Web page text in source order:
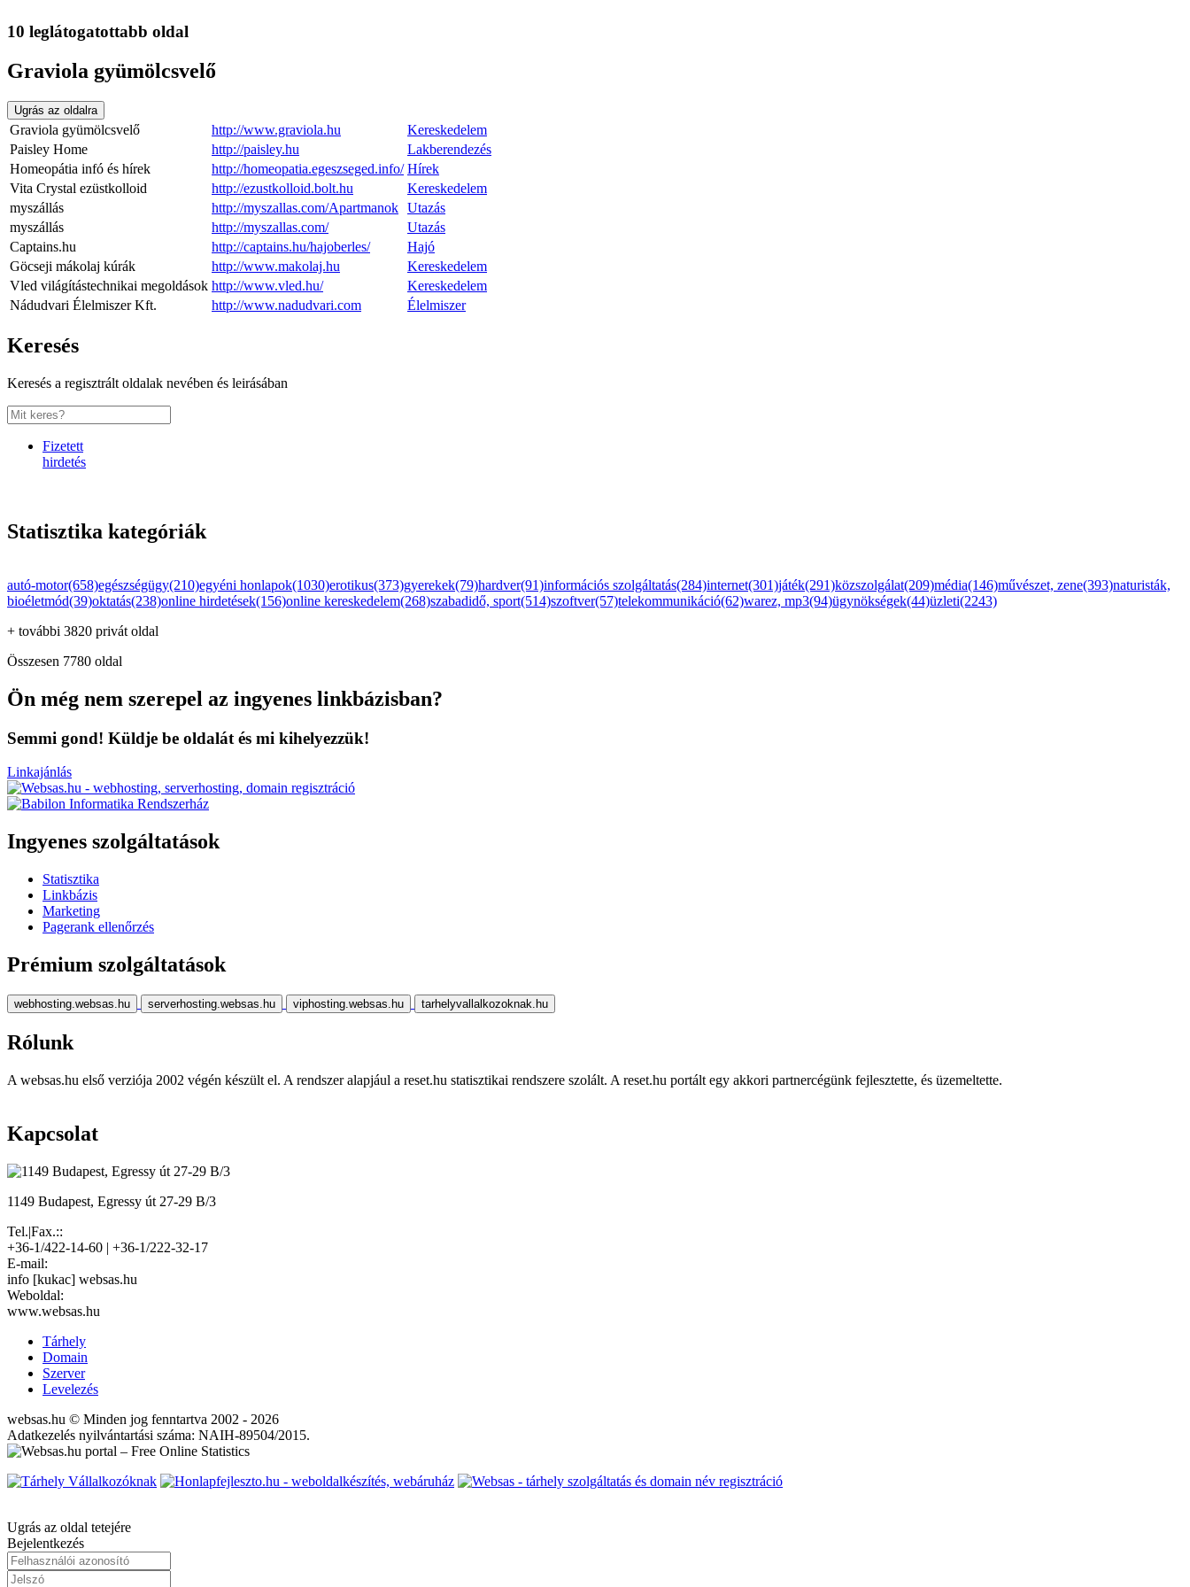
10 leglátogatottabb oldal
Graviola gyümölcsvelő
Ugrás az oldalra
Graviola gyümölcsvelő http://www.graviola.hu
Kereskedelem
Paisley Home
http://paisley.hu
Lakberendezés
Homeopátia infó és hírek
http://homeopatia.egeszseged.info/ Hírek
Vita Crystal ezüstkolloid
http://ezustkolloid.bolt.hu
Kereskedelem
myszállás
http://myszallas.com/Apartmanok Utazás
myszállás
http://myszallas.com/
Utazás
Captains.hu
http://captains.hu/hajoberles/
Hajó
Göcseji mákolaj kúrák
http://www.makolaj.hu
Kereskedelem
Vled világítástechnikai megoldások http://www.vled.hu/
Kereskedelem
Nádudvari Élelmiszer Kft.
http://www.nadudvari.com Élelmiszer
Keresés
Keresés a regisztrált oldalak nevében és leirásában
Fizetett
hirdetés
Statisztika kategóriák
autó-motor(658)egészségügy(210)egyéni honlapok(1030)erotikus(373)gyerekek(79)hardver(91)információs szolgáltatás(284)internet(301)játék(291)közszolgálat(209)média(146)művészet, zene(393)naturisták,
bioéletmód(39)oktatás(238)online hirdetések(156)online kereskedelem(268)szabadidő, sport(514)szoftver(57)telekommunikáció(62)warez, mp3(94)ügynökségek(44)üzleti(2243)
+ további 3820 privát oldal
Összesen 7780 oldal
Ön még nem szerepel az ingyenes linkbázisban?
Semmi gond! Küldje be oldalát és mi kihelyezzük!
Linkajánlás
Ingyenes szolgáltatások
Statisztika
Linkbázis
Marketing
Pagerank ellenőrzés
Prémium szolgáltatások
webhosting.websas.hu serverhosting.websas.hu viphosting.websas.hu tarhelyvallalkozoknak.hu
Rólunk
A websas.hu első verziója 2002 végén készült el. A rendszer alapjául a reset.hu statisztikai rendszere szolált. A reset.hu portált egy akkori partnercégünk fejlesztette, és üzemeltette.
Kapcsolat
1149 Budapest, Egressy út 27-29 B/3
Tel.|Fax.::
+36-1/422-14-60 | +36-1/222-32-17
E-mail:
info [kukac] websas.hu
Weboldal:
www.websas.hu
Tárhely
Domain
Szerver
Levelezés
websas.hu © Minden jog fenntartva 2002 - 2026
Adatkezelés nyilvántartási száma: NAIH-89504/2015.
Ugrás az oldal tetejére
Bejelentkezés